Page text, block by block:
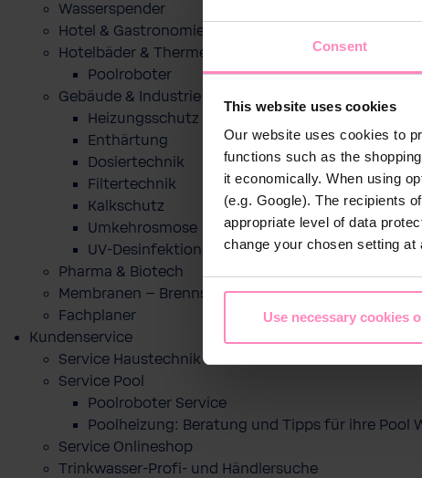
Consent
This website uses cookies
Our website uses cookies to
functions such as the
it economically. When using
(e.g. Google). The recipients
appropriate level of data
change your chosen setting
Use necessary cookies
Wasserspender
Hotel & Gastronomie
Hotelbäder & Thermen
Poolroboter
Gebäude & Industrie
Heizungsschutz
Enthärtung
Dosiertechnik
Filtertechnik
Kalkschutz
Umkehrosmose
UV-Desinfektion
Pharma & Biotech
Membranen – Brennstoffzelle
Fachplaner
Kundenservice
Service Haustechnik
Service Pool
Poolroboter Service
Poolheizung: Beratung und Tipps für ihre Pool
Service Onlineshop
Trinkwasser-Profi- und Händlersuche